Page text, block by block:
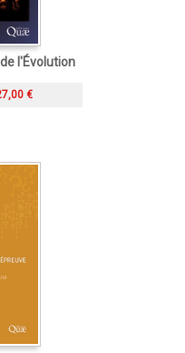
l'Évolution
€